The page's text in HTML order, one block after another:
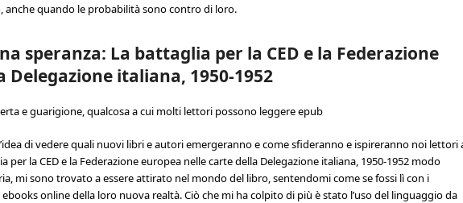
anche quando le probabilità sono contro di loro.
speranza: La battaglia per la CED e la Federazione
italiana, 1950-1952
e guarigione, qualcosa a cui molti lettori possono leggere epub
di vedere quali nuovi libri e autori emergeranno e come sfideranno e ispireranno noi lettori
per la CED e la Federazione europea nelle carte della Delegazione italiana, 1950-1952 modo
mi sono trovato a essere attirato nel mondo del libro, sentendomi come se fossi lì con i
online della loro nuova realtà. Ciò che mi ha colpito di più è stato l’uso del linguaggio da